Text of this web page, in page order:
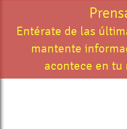
Entérate de las
mantente
acontece en tu